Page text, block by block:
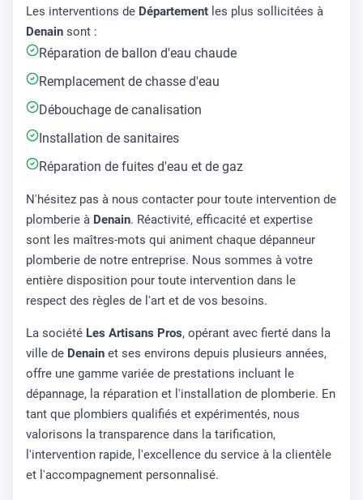
Les interventions de Département les plus sollicitées à
Denain sont :
Réparation de ballon d'eau chaude
Remplacement de chasse d'eau
Débouchage de canalisation
Installation de sanitaires
Réparation de fuites d'eau et de gaz
N'hésitez pas à nous contacter pour toute intervention de
plomberie à Denain. Réactivité, efficacité et expertise
sont les maîtres-mots qui animent chaque dépanneur
plomberie de notre entreprise. Nous sommes à votre
entière disposition pour toute intervention dans le
respect des règles de l'art et de vos besoins.
La société Les Artisans Pros, opérant avec fierté dans la
ville de Denain et ses environs depuis plusieurs années,
offre une gamme variée de prestations incluant le
dépannage, la réparation et l'installation de plomberie. En
tant que plombiers qualifiés et expérimentés, nous
valorisons la transparence dans la tarification,
l'intervention rapide, l'excellence du service à la clientèle
et l'accompagnement personnalisé.